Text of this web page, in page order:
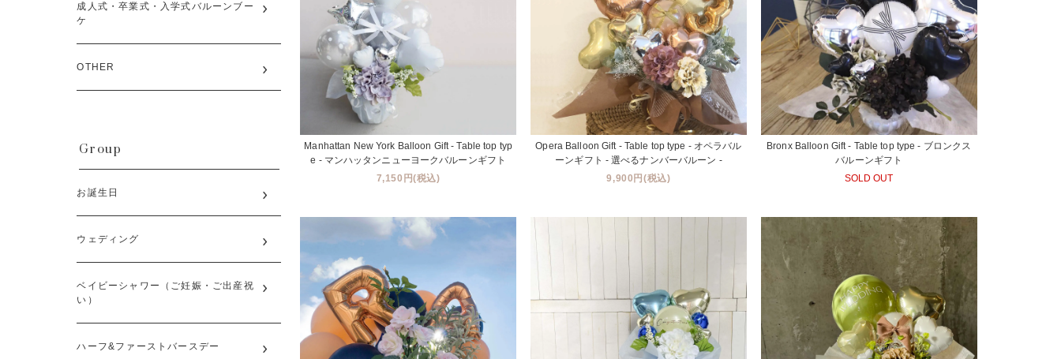
Manhattan New York Balloon Gift - Table top typ
e - マンハッタンニューヨークバルーンギフト
7,150円(税込)
Opera Balloon Gift - Table top type - オペラバル
ーンギフト - 選べるナンバーバルーン -
9,900円(税込)
Bronx Balloon Gift - Table top type - ブロンクス
バルーンギフト
SOLD OUT
成人式・卒業式・入学式バルーンブー
ケ
OTHER
Group
お誕生日
ウェディング
ベイビーシャワー（ご妊娠・ご出産祝
い）
ハーフ&ファーストバースデー